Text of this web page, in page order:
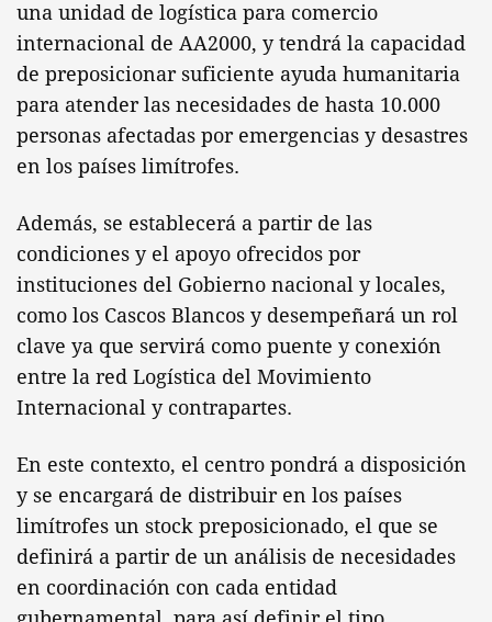
una unidad de logística para comercio
internacional de AA2000, y tendrá la capacidad
de preposicionar suficiente ayuda humanitaria
para atender las necesidades de hasta 10.000
personas afectadas por emergencias y desastres
en los países limítrofes.
Además, se establecerá a partir de las
condiciones y el apoyo ofrecidos por
instituciones del Gobierno nacional y locales,
como los Cascos Blancos y desempeñará un rol
clave ya que servirá como puente y conexión
entre la red Logística del Movimiento
Internacional y contrapartes.
En este contexto, el centro pondrá a disposición
y se encargará de distribuir en los países
limítrofes un stock preposicionado, el que se
definirá a partir de un análisis de necesidades
en coordinación con cada entidad